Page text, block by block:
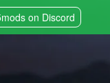
on Discord